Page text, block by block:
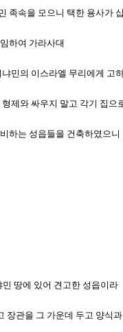
족속을 모으니 택한 용사가
하여 가라사대
민의 이스라엘 무리에게 고
제와 싸우지 말고 각기 집
하는 성읍들을 건축하였으니
땅에 있어 견고한 성읍이라
장관을 그 가운데 두고 양식